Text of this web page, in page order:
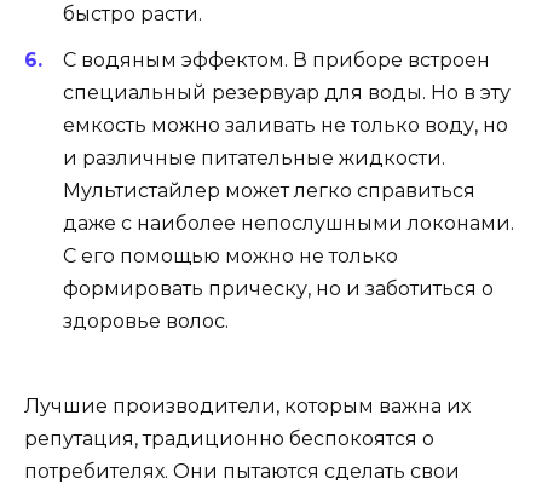
быстро расти.
С водяным эффектом. В приборе встроен
специальный резервуар для воды. Но в эту
емкость можно заливать не только воду, но
и различные питательные жидкости.
Мультистайлер может легко справиться
даже с наиболее непослушными локонами.
С его помощью можно не только
формировать прическу, но и заботиться о
здоровье волос.
Лучшие производители, которым важна их
репутация, традиционно беспокоятся о
потребителях. Они пытаются сделать свои